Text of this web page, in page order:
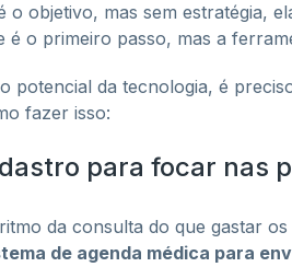
o objetivo, mas sem estratégia,
é o primeiro passo, mas a
potencial da tecnologia, é
fazer isso:
para focar nas
da consulta do que gastar
de agenda médica para